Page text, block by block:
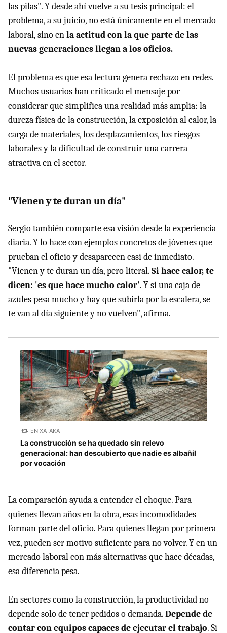
las pilas". Y desde ahí vuelve a su tesis principal: el
problema, a su juicio, no está únicamente en el mercado
laboral, sino enla actitud con la que parte de las
nuevas generaciones llegan a los oficios.
El problema es que esa lectura genera rechazo en redes.
Muchos usuarios han criticado el mensaje por
considerar que simplifica una realidad más amplia: la
dureza física de la construcción, la exposición al calor, la
carga de materiales, los desplazamientos, los riesgos
laborales y la dificultad de construir una carrera
atractiva en el sector.
"Vienen y te duran un día"
Sergio también comparte esa visión desde la experiencia
diaria. Y lo hace con ejemplos concretos de jóvenes que
prueban el oficio y desaparecen casi de inmediato.
"Vienen y te duran un día, pero literal.Si hace calor, te
dicen: 'es que hace mucho calor'. Y si una caja de
azules pesa mucho y hay que subirla por la escalera, se
te van al día siguiente y no vuelven", afirma.
EN XATAKA
La construcción se ha quedado sin relevo
generacional: han descubierto que nadie es albañil
por vocación
La comparación ayuda a entender el choque. Para
quienes llevan años en la obra, esas incomodidades
forman parte del oficio. Para quienes llegan por primera
vez, pueden ser motivo suficiente para no volver. Y en un
mercado laboral con más alternativas que hace décadas,
esa diferencia pesa.
En sectores como la construcción, la productividad no
depende solo de tener pedidos o demanda.Depende de
contar con equipos capaces de ejecutar el trabajo. Si